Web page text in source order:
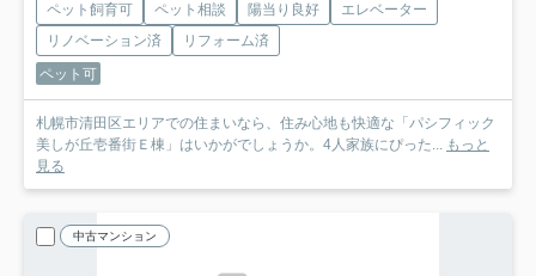
ペット飼育可 ペット相談 陽当り良好
エレベーター
リノベーション済
リフォーム済
ペット可
札幌市清田区エリアでの住まいなら、住み心地も快適な「パシフィック
美しが丘壱番街Ｅ棟」はいかがでしょうか。4人家族にぴった... もっと
見る
中古マンション